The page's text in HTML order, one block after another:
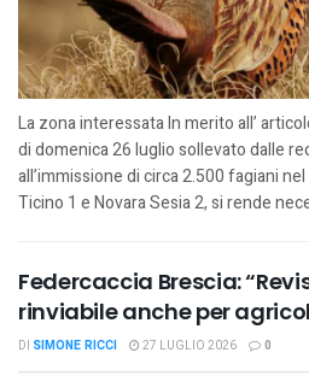
La zona interessata In merito all’
di domenica 26 luglio sollevato dalle
all’immissione di circa 2.500 fagiani
Ticino 1 e Novara Sesia 2, si rende
Federcaccia Brescia:
rinviabile anche per
DI SIMONE RICCI 27 LUGLIO 2026 0